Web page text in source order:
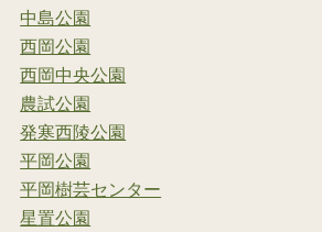
中島公園
西岡公園
西岡中央公園
農試公園
発寒西陵公園
平岡公園
平岡樹芸センター
星置公園